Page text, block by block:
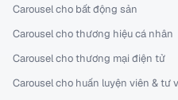
Carousel cho bất động sản
Carousel cho thương hiệu cá nhân
Carousel cho thương mại điện tử
Carousel cho huấn luyện viên & tư